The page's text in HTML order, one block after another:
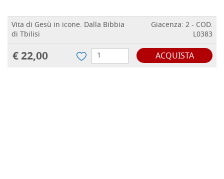
Vita di Gesù in icone. Dalla Bibbia
di Tbilisi
Giacenza: 2 - COD.
L0383
€ 22,00 ACQUISTA